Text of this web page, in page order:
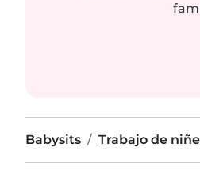
Babysits Trabajo de